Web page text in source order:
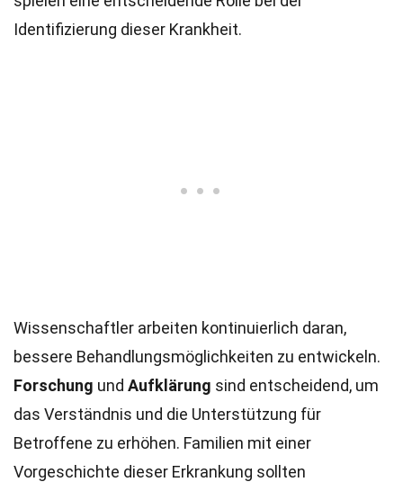
Identifizierung dieser Krankheit.
Wissenschaftler arbeiten kontinuierlich daran,
bessere Behandlungsmöglichkeiten zu entwickeln.
Forschung und Aufklärung sind entscheidend, um
das Verständnis und die Unterstützung für
Betroffene zu erhöhen. Familien mit einer
Vorgeschichte dieser Erkrankung sollten